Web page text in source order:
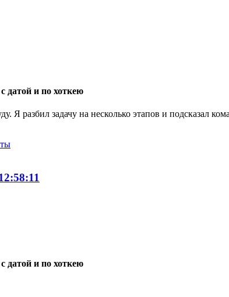
датой и по хоткею
Я разбил задачу на несколько этапов и подсказал
датой и по хоткею